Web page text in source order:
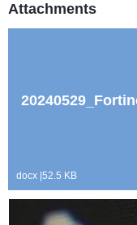
Attachments
docx 52.5 KB